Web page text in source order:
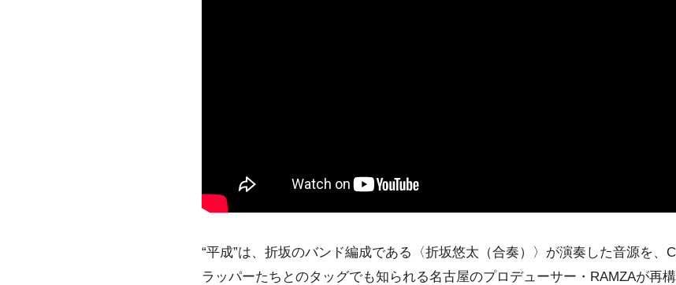
“平成”は、折坂のバンド編成である〈折坂悠太（合奏）〉が演奏した音源を、
ラッパーたちとのタッグでも知られる名古屋のプロデューサー・RAMZAが再